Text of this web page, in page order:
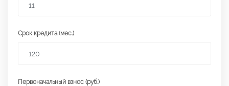
Срок кредита (мес.)
Первоначальный взнос (руб.)